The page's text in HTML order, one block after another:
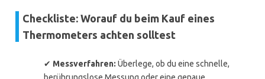
Checkliste: Worauf du beim Kauf eines
Thermometers achten solltest
✔ Messverfahren: Überlege, ob du eine schnelle,